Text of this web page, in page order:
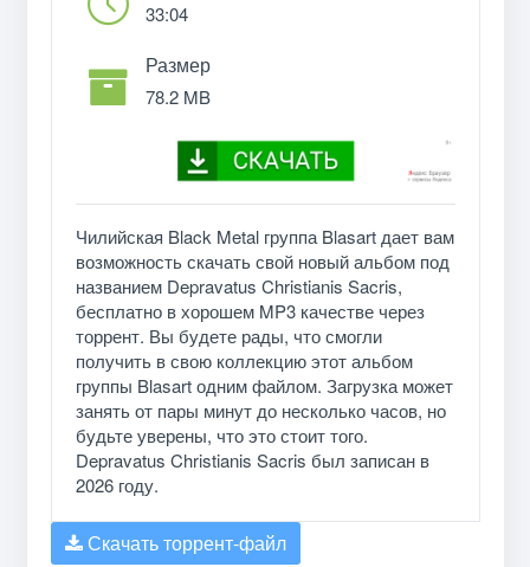
33:04
Размер
78.2 MB
Чилийская Black Metal группа Blasart дает вам
возможность скачать свой новый альбом под
названием Depravatus Christianis Sacris,
бесплатно в хорошем MP3 качестве через
торрент. Вы будете рады, что смогли
получить в свою коллекцию этот альбом
группы Blasart одним файлом. Загрузка может
занять от пары минут до несколько часов, но
будьте уверены, что это стоит того.
Depravatus Christianis Sacris был записан в
2026 году.
Скачать торрент-файл